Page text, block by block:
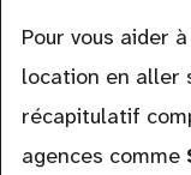
Pour vous aider
location en aller
récapitulatif
agences comme